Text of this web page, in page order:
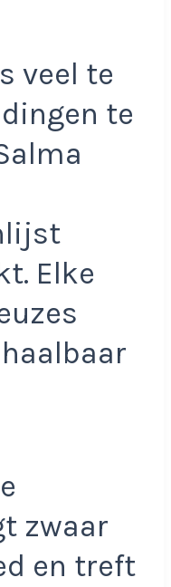
veel te
te
Elke
zwaar
en treft